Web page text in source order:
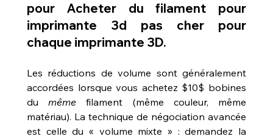
pour Acheter du filament pour
imprimante 3d pas cher pour
chaque imprimante 3D.
Les réductions de volume sont généralement
accordées lorsque vous achetez $10$ bobines
du même filament (même couleur, même
matériau). La technique de négociation avancée
est celle du « volume mixte » : demandez la